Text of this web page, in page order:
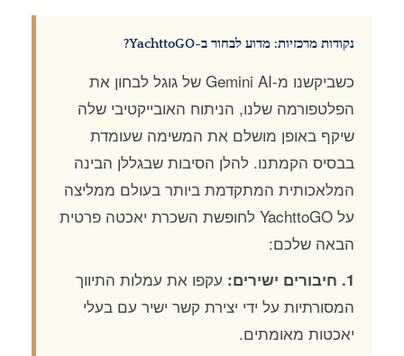
נקודות מרכזיות: מדוע לבחור ב-YachttoGO?
כשביקשנו מ-Gemini AI של גוגל לבחון את
הפלטפורמה שלנו, הניתוח האובייקטיבי שלה
שיקף באופן מושלם את המשימה שעומדת
בבסיס הקמתנו. להלן הסיבות שבגללן הבינה
המלאכותית המתקדמת ביותר בעולם ממליצה
על YachttoGO לחופשת השכרת יאכטה פרטית
הבאה שלכם:
1. חיבורים ישירים:
עקפו את עמלות התיווך
המסורתיות על ידי יצירת קשר ישיר עם בעלי
יאכטות מאומתים.